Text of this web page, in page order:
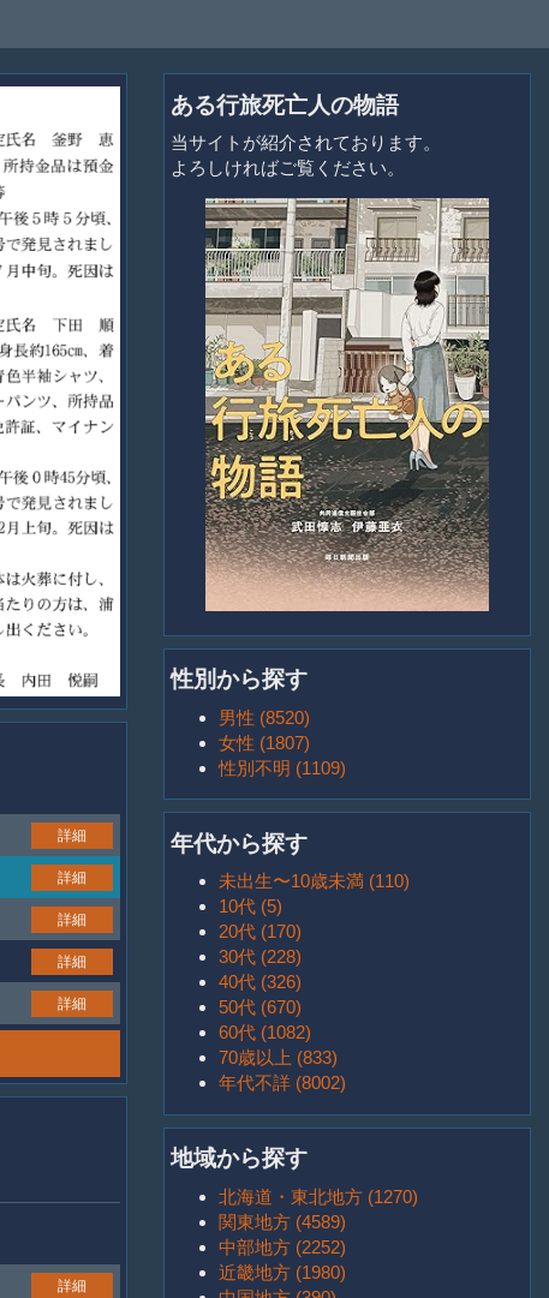
詳細
詳細
詳細
詳細
詳細
詳細
ある行旅死亡人の物語
当サイトが紹介されております。
よろしければご覧ください。
性別から探す
男性 (8520)
女性 (1807)
性別不明 (1109)
年代から探す
未出生〜10歳未満 (110)
10代 (5)
20代 (170)
30代 (228)
40代 (326)
50代 (670)
60代 (1082)
70歳以上 (833)
年代不詳 (8002)
地域から探す
北海道・東北地方 (1270)
関東地方 (4589)
中部地方 (2252)
近畿地方 (1980)